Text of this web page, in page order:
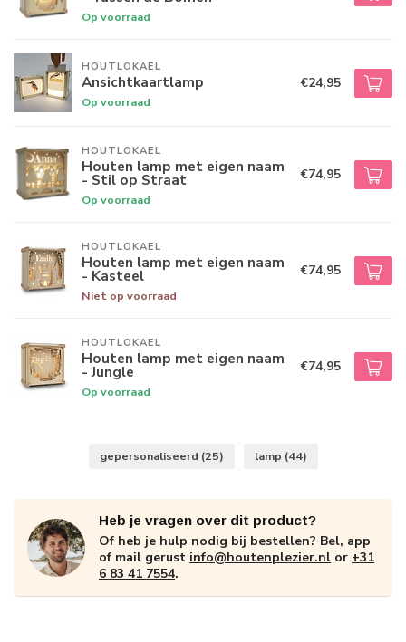
Op voorraad
HOUTLOKAEL
Ansichtkaartlamp
Op voorraad
€24,95
HOUTLOKAEL
Houten lamp met eigen naam
- Stil op Straat
Op voorraad
€74,95
HOUTLOKAEL
Houten lamp met eigen naam
- Kasteel
Niet op voorraad
€74,95
HOUTLOKAEL
Houten lamp met eigen naam
- Jungle
Op voorraad
€74,95
gepersonaliseerd (25) lamp (44)
Heb je vragen over dit product?
Of heb je hulp nodig bij bestellen? Bel, app
of mail gerust info@houtenplezier.nl or +31
6 83 41 7554.